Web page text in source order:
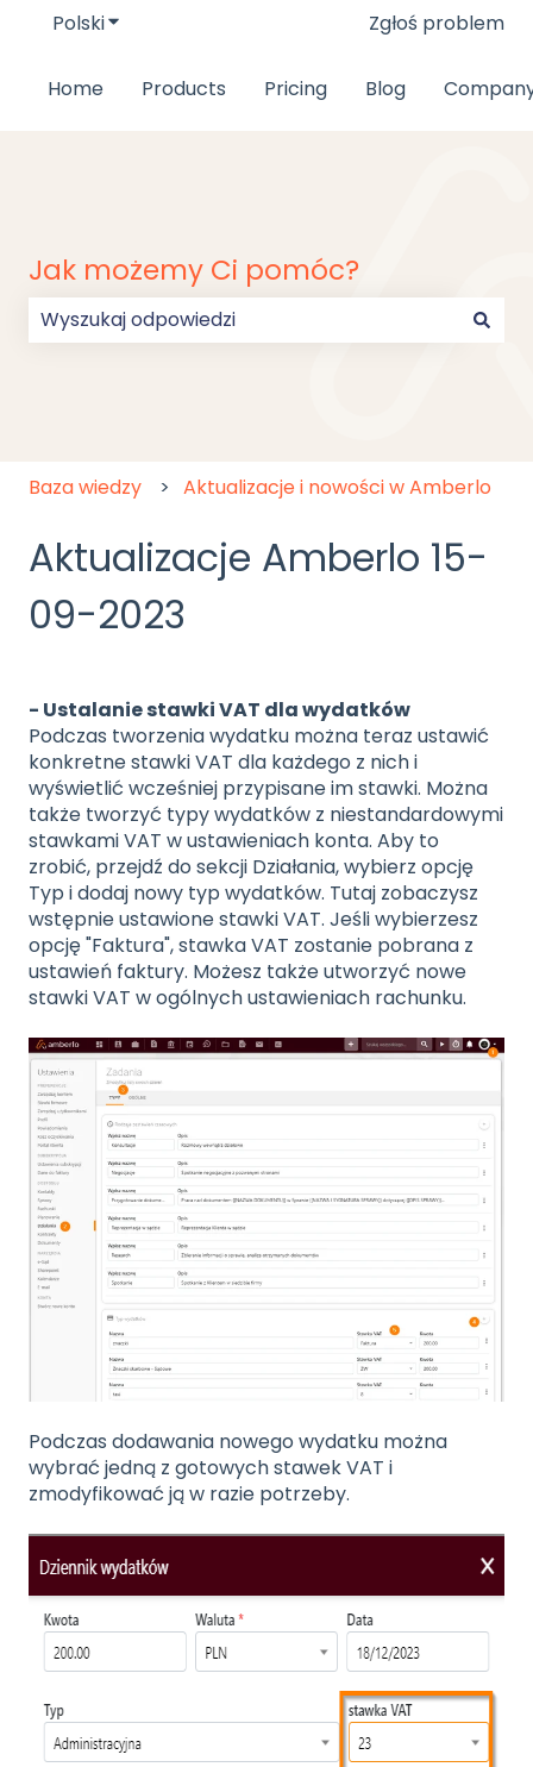
PolskiPokaż podmenu do tłumaczeniaZgłoś problem
Home Products Pricing Blog
Jak możemy Ci pomóc?
Baza wiedzy Aktualizacje i nowości w Amberlo
Aktualizacje Amberlo 15-
09-2023
- Ustalanie stawki VAT dla wydatków
Podczas tworzenia wydatku można teraz ustawić
konkretne stawki VAT dla każdego z nich i
wyświetlić wcześniej przypisane im stawki. Można
także tworzyć typy wydatków z niestandardowymi
stawkami VAT w ustawieniach konta. Aby to
zrobić, przejdź do sekcji Działania, wybierz opcję
Typ i dodaj nowy typ wydatków. Tutaj zobaczysz
wstępnie ustawione stawki VAT. Jeśli wybierzesz
opcję "Faktura", stawka VAT zostanie pobrana z
ustawień faktury. Możesz także utworzyć nowe
stawki VAT w ogólnych ustawieniach rachunku.
Podczas dodawania nowego wydatku można
wybrać jedną z gotowych stawek VAT i
zmodyfikować ją w razie potrzeby.